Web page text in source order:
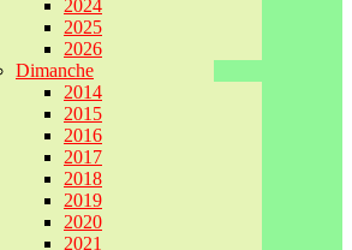
2024
2025
2026
Dimanche
2014
2015
2016
2017
2018
2019
2020
2021